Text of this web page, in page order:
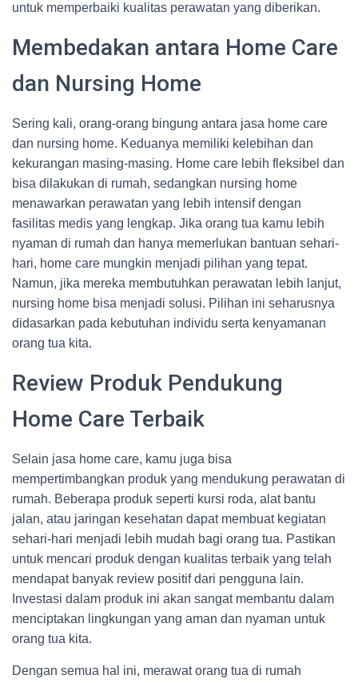
untuk memperbaiki kualitas perawatan yang diberikan.
Membedakan antara Home Care
dan Nursing Home
Sering kali, orang-orang bingung antara jasa home care
dan nursing home. Keduanya memiliki kelebihan dan
kekurangan masing-masing. Home care lebih fleksibel dan
bisa dilakukan di rumah, sedangkan nursing home
menawarkan perawatan yang lebih intensif dengan
fasilitas medis yang lengkap. Jika orang tua kamu lebih
nyaman di rumah dan hanya memerlukan bantuan sehari-
hari, home care mungkin menjadi pilihan yang tepat.
Namun, jika mereka membutuhkan perawatan lebih lanjut,
nursing home bisa menjadi solusi. Pilihan ini seharusnya
didasarkan pada kebutuhan individu serta kenyamanan
orang tua kita.
Review Produk Pendukung
Home Care Terbaik
Selain jasa home care, kamu juga bisa
mempertimbangkan produk yang mendukung perawatan di
rumah. Beberapa produk seperti kursi roda, alat bantu
jalan, atau jaringan kesehatan dapat membuat kegiatan
sehari-hari menjadi lebih mudah bagi orang tua. Pastikan
untuk mencari produk dengan kualitas terbaik yang telah
mendapat banyak review positif dari pengguna lain.
Investasi dalam produk ini akan sangat membantu dalam
menciptakan lingkungan yang aman dan nyaman untuk
orang tua kita.
Dengan semua hal ini, merawat orang tua di rumah